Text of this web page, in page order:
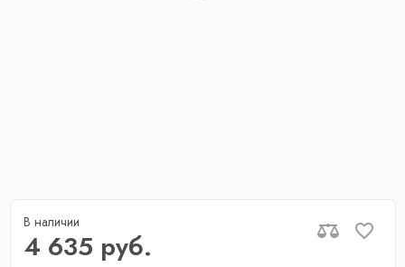
В наличии
4 635 руб.